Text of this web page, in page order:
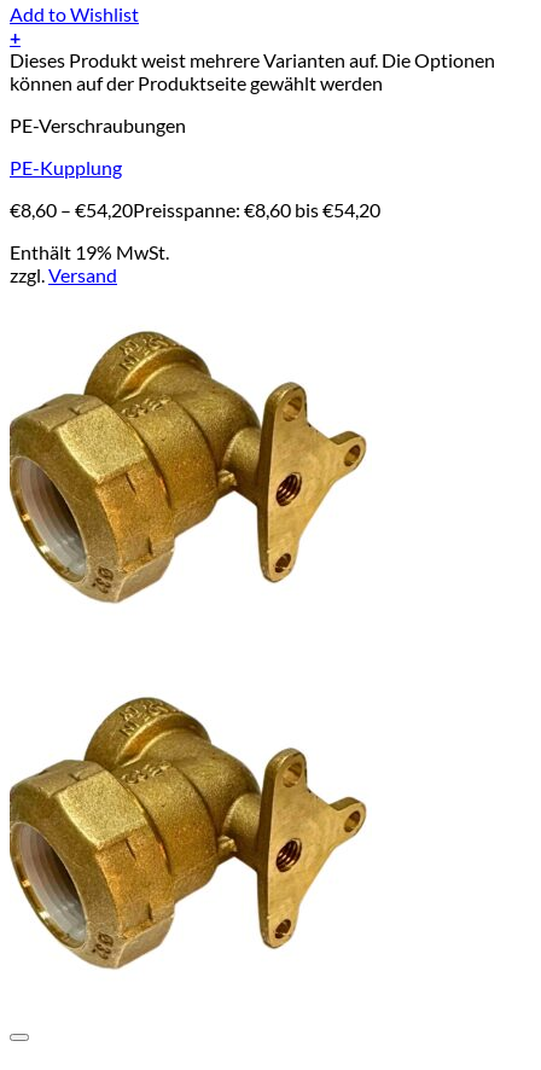
Add to Wishlist
+
Dieses Produkt weist mehrere Varianten auf. Die Optionen
können auf der Produktseite gewählt werden
PE-Verschraubungen
PE-Kupplung
€8,60 – €54,20Preisspanne: €8,60 bis €54,20
Enthält 19% MwSt.
zzgl.Versand